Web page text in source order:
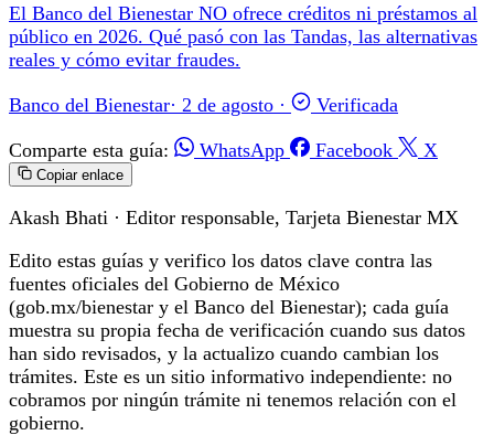
El Banco del Bienestar NO ofrece créditos ni préstamos al
público en 2026. Qué pasó con las Tandas, las alternativas
reales y cómo evitar fraudes.
Banco del Bienestar· 2 de agosto · Verificada
Comparte esta guía: WhatsApp Facebook X
Copiar enlace
Akash Bhati · Editor responsable, Tarjeta Bienestar MX
Edito estas guías y verifico los datos clave contra las
fuentes oficiales del Gobierno de México
(gob.mx/bienestar y el Banco del Bienestar); cada guía
muestra su propia fecha de verificación cuando sus datos
han sido revisados, y la actualizo cuando cambian los
trámites. Este es un sitio informativo independiente: no
cobramos por ningún trámite ni tenemos relación con el
gobierno.